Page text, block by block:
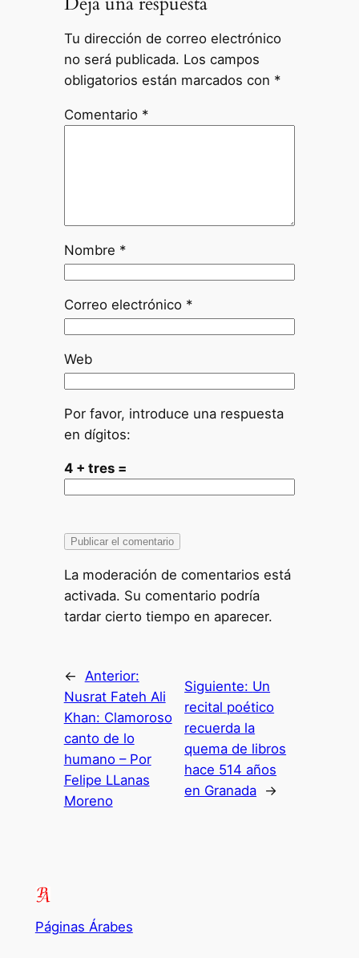
Tu dirección de correo electrónico
no será publicada. Los campos
obligatorios están marcados con *
Comentario *
Nombre *
Correo electrónico *
Web
Por favor, introduce una respuesta
en dígitos:
4 + tres =
La moderación de comentarios está
activada. Su comentario podría
tardar cierto tiempo en aparecer.
← Anterior:
Nusrat Fateh Ali
Khan: Clamoroso
canto de lo
humano – Por
Felipe LLanas
Moreno
Siguiente: Un
recital poético
recuerda la
quema de libros
hace 514 años
en Granada →
Páginas Árabes